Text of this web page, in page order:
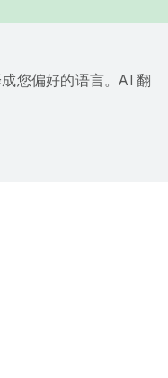
您偏好的语言。AI 翻